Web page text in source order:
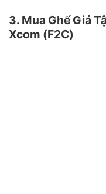
3. Mua Ghế Giá
Xcom (F2C)